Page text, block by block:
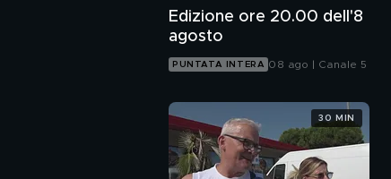
Edizione ore 20.00 dell'8
agosto
PUNTATA INTERA 08 ago | Canale 5
30 MIN